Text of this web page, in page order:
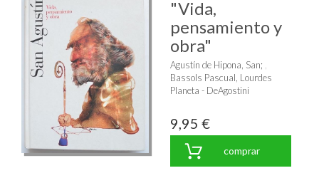
"Vida,
pensamiento y
obra"
Agustín de Hipona, San;
Bassols Pascual, Lourdes
Planeta - DeAgostini
9,95 €
comprar